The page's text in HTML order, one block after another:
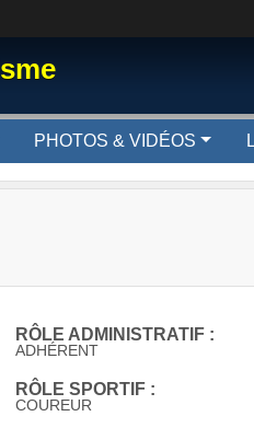
PHOTOS & VIDÉOS
RÔLE ADMINISTRATIF :
ADHÉRENT
RÔLE SPORTIF :
COUREUR